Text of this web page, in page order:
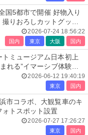
国5都市で開催 好物入り
りおろしカットグッズ
2026-07-24 18:56:22
国内 東京 大阪 国内
ミュージアム日本初上
れる”イマーシブ体験＜
ール＞
2026-06-12 19:40:19
東京 国内
市コラボ、大観覧車のキ
ォトスポット設置
2026-07-27 17:26:27
東京 国内